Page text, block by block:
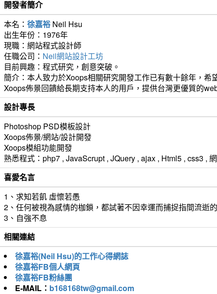
開發者簡介
本名： 徐嘉裕 Neil Hsu
出生年份：1976年
現職：網站程式設計師
任職公司： Neil網站設計工坊
目前興趣：程式研究，創意突破。
簡介：本人致力於Xoops相關研究開發工作已有數十餘年，
Xoops佈景回饋給長期支持本人的用戶，提供台灣更優質的
設計專長
Photoshop PSD模板設計
Xoops佈景/網站/設計開發
Xoops模組功能開發
熟悉程式：php7 , JavaScrupt , JQuery , ajax , Html5 , css3 ,
喜愛名言
1、求知若飢 虛懷若愚
2、任何被視為感情的枷鎖，都試著不因幸運而捕捉指間流逝
3、自強不息
相關連結
徐嘉裕(Neil Hsu)的工作心得網誌
徐嘉裕FB個人網頁
徐嘉裕FB粉絲團
E-MAIL： b168168tw@gmail.com